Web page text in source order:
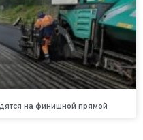
на финишной прямой